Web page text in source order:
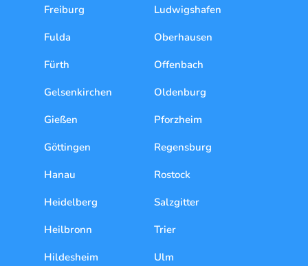
Freiburg
Fulda
Fürth
Gelsenkirchen
Gießen
Göttingen
Hanau
Heidelberg
Heilbronn
Hildesheim
Ludwigshafen
Oberhausen
Offenbach
Oldenburg
Pforzheim
Regensburg
Rostock
Salzgitter
Trier
Ulm